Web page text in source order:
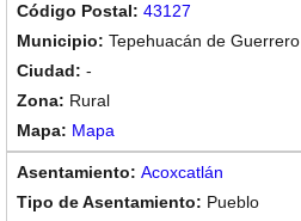
43127
Tepehuacán de Guerrero
-
Rural
Mapa
Acoxcatlán
Pueblo